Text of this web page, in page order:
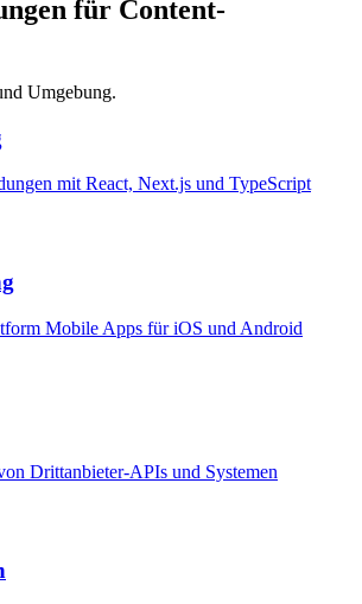
für Content-
Umgebung.
mit React, Next.js und TypeScript
Mobile Apps für iOS und Android
Drittanbieter-APIs und Systemen